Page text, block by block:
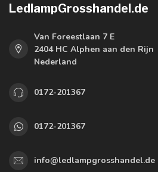
LedlampGrosshandel.de
Van Foreestlaan 7 E
2404 HC Alphen aan den Rijn
Nederland
0172-201367
0172-201367
info@ledlampgrosshandel.de